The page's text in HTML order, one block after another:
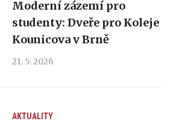
Moderní zázemí pro
studenty: Dveře pro Koleje
Kounicova v Brně
21. 5. 2026
AKTUALITY